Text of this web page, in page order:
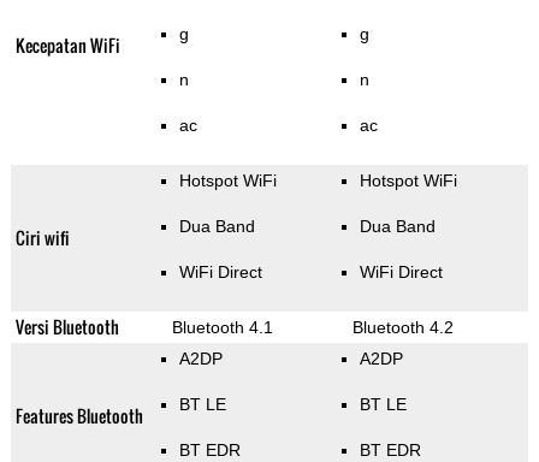
Kecepatan WiFi g
n
ac
g
n
ac
Ciri wifi
Hotspot WiFi
Dua Band
WiFi Direct
Hotspot WiFi
Dua Band
WiFi Direct
Versi Bluetooth Bluetooth 4.1 Bluetooth 4.2
Features Bluetooth
A2DP
BT LE
BT EDR
A2DP
BT LE
BT EDR